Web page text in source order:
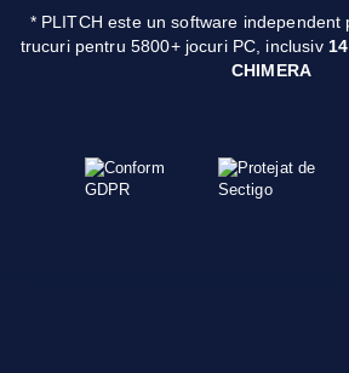
* PLITCH este un software independent
trucuri pentru 5800+ jocuri PC, inclusiv 14
CHIMERA